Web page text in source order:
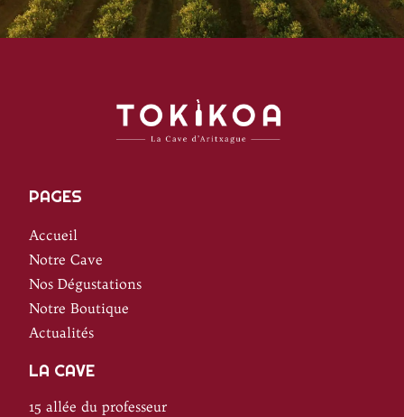
PAGES
Accueil
Notre Cave
Nos Dégustations
Notre Boutique
Actualités
LA CAVE
15 allée du professeur